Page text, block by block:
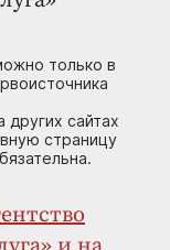
только в
других сайтах
страницу